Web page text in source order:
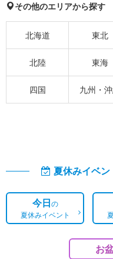
その他のエリアから探す
北海道 東北
北陸 東海
四国 九州・
夏休みイベ
今日の
夏休みイベント
お